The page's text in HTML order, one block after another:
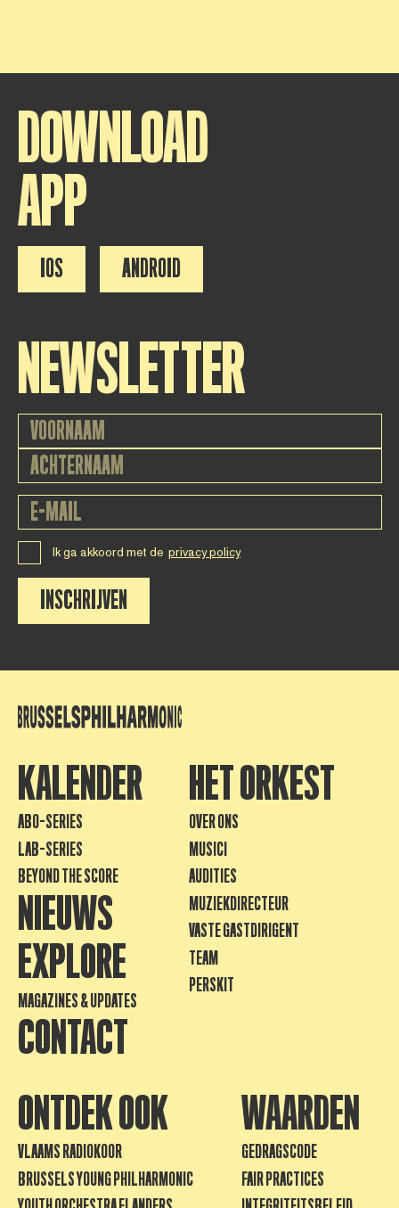
DOWNLOAD
APP
IOS ANDROID
NEWSLETTER
Ik ga akkoord met de privacy policy
INSCHRIJVEN
KALENDER
ABO-SERIES
LAB-SERIES
BEYOND THE SCORE
NIEUWS
EXPLORE
MAGAZINES & UPDATES
CONTACT
HET ORKEST
OVER ONS
MUSICI
AUDITIES
MUZIEKDIRECTEUR
VASTE GASTDIRIGENT
TEAM
PERSKIT
ONTDEK OOK
VLAAMS RADIOKOOR
BRUSSELS YOUNG PHILHARMONIC
WAARDEN
GEDRAGSCODE
FAIR PRACTICES